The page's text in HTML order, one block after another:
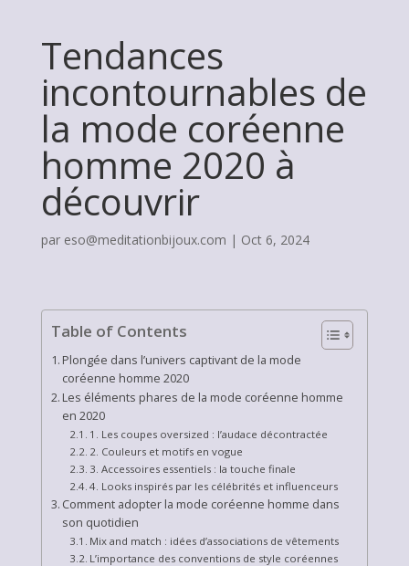
Tendances
incontournables de
la mode coréenne
homme 2020 à
découvrir
par eso@meditationbijoux.com | Oct 6, 2024
Table of Contents
Plongée dans l’univers captivant de la mode
coréenne homme 2020
Les éléments phares de la mode coréenne homme
en 2020
1. Les coupes oversized : l’audace décontractée
2. Couleurs et motifs en vogue
3. Accessoires essentiels : la touche finale
4. Looks inspirés par les célébrités et influenceurs
Comment adopter la mode coréenne homme dans
son quotidien
Mix and match : idées d’associations de vêtements
L’importance des conventions de style coréennes